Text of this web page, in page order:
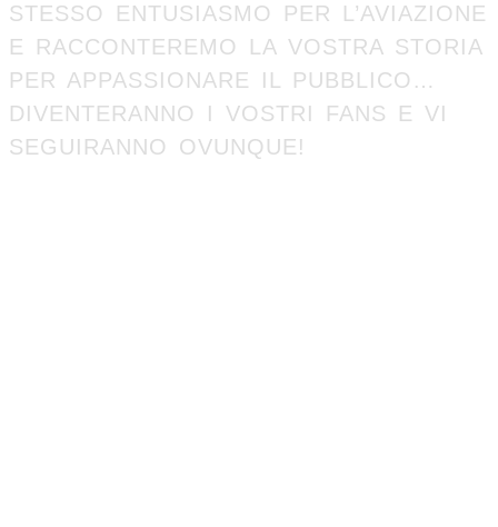
STESSO ENTUSIASMO PER L’AVIAZIONE
E RACCONTEREMO LA VOSTRA STORIA
PER APPASSIONARE IL PUBBLICO…
DIVENTERANNO I VOSTRI FANS E VI
SEGUIRANNO OVUNQUE!